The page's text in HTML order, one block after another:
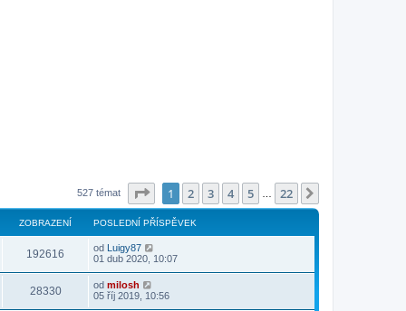
527 témat Stránka z
1 2 3 4 5 22
ZOBRAZENÍ POSLEDNÍ PŘÍSPĚVEK
192616 od Luigy87
01 dub 2020, 10:07
28330 od milosh
05 říj 2019, 10:56